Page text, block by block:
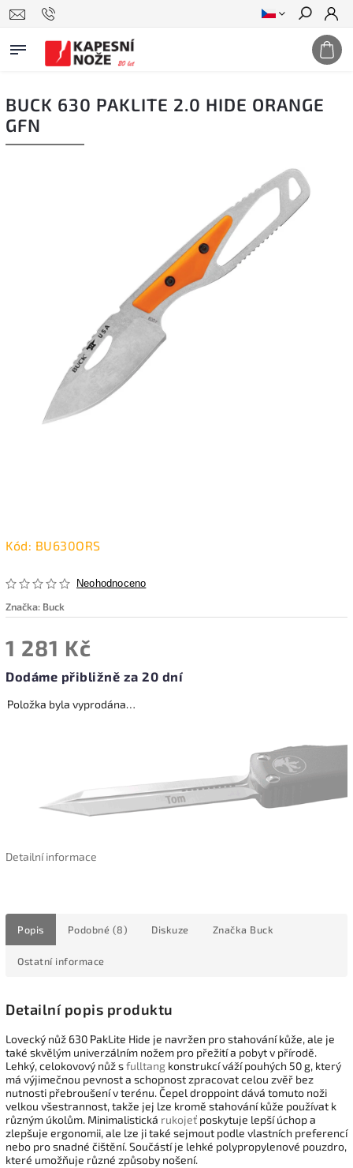
Hledat
BUCK 630 PAKLITE 2.0 HIDE ORANGE
GFN
Kód: BU630ORS
Neohodnoceno
Značka: Buck
1 281 Kč
Dodáme přibližně za 20 dní
Položka byla vyprodána…
Detailní informace
Popis Podobné (8) Diskuze Značka Buck
Ostatní informace
Detailní popis produktu
Lovecký nůž 630 PakLite Hide je navržen pro stahování kůže, ale je
také skvělým univerzálním nožem pro přežití a pobyt v přírodě.
Lehký, celokovový nůž sfulltang konstrukcí váží pouhých 50 g, který
má výjimečnou pevnost a schopnost zpracovat celou zvěř bez
nutnosti přebroušení v terénu. Čepel droppoint dává tomuto noži
velkou všestrannost, takže jej lze kromě stahování kůže používat k
různým úkolům. Minimalistická rukojeť poskytuje lepší úchop a
zlepšuje ergonomii, ale lze ji také sejmout podle vlastních preferencí
nebo pro snadné čištění. Součástí je lehké polypropylenové pouzdro,
které umožňuje různé způsoby nošení.